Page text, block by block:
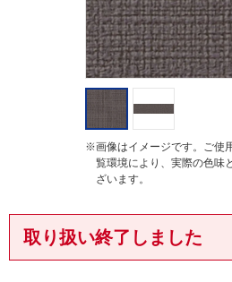
※画像はイメージです。ご使
覧環境により、実際の色味
ざいます。
取り扱い終了しました